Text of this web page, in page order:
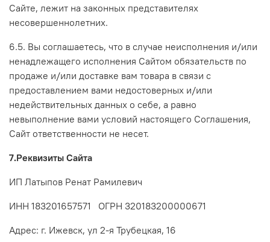
Сайте, лежит на законных представителях
несовершеннолетних.
6.5. Вы соглашаетесь, что в случае неисполнения и/или
ненадлежащего исполнения Сайтом обязательств по
продаже и/или доставке вам товара в связи с
предоставлением вами недостоверных и/или
недействительных данных о себе, а равно
невыполнение вами условий настоящего Соглашения,
Сайт ответственности не несет.
7.Реквизиты Сайта
ИП Латыпов Ренат Рамилевич
ИНН 183201657571 ОГРН 320183200000671
Адрес: г. Ижевск, ул 2-я Трубецкая, 16